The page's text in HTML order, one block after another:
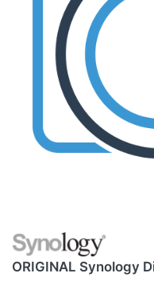
ORIGINAL Synology